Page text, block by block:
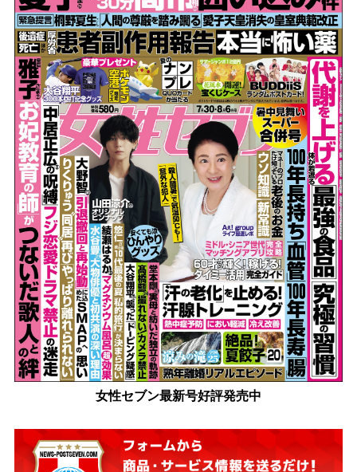
女性セブン最新号好評発売中